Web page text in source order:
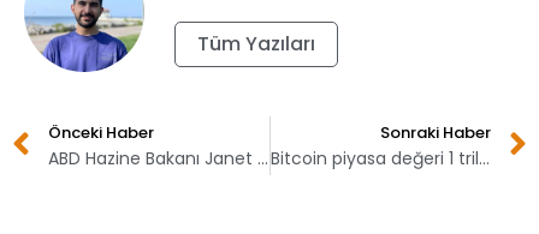
Tüm Yazıları
Önceki Haber
ABD Hazine Bakanı Janet Yellen Bitcoin açıklaması yaptı!
Sonraki Haber
Bitcoin piyasa değeri 1 trilyon doları aştı